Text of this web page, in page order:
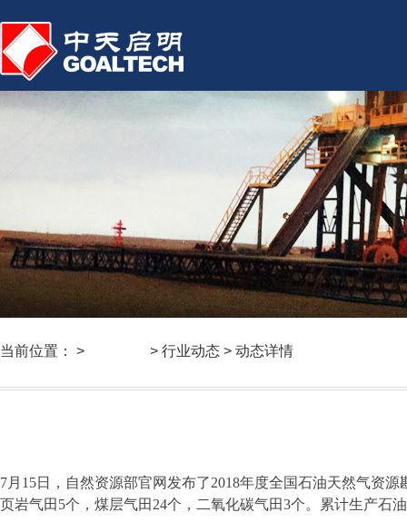
当前位置： > > 行业动态 > 动态详情
7月15日，自然资源部官网发布了2018年度全国石油天然气资源
页岩气田5个，煤层气田24个，二氧化碳气田3个。
累计生产石